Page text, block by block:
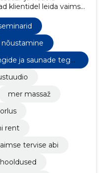
klientidel leida vaimset
ning avastada sisemist
nõustamine
ja saunade tege
mer massaž
rent
tervise abi